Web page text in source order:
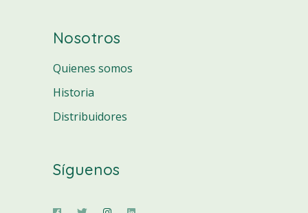
Nosotros
Quienes somos
Historia
Distribuidores
Síguenos